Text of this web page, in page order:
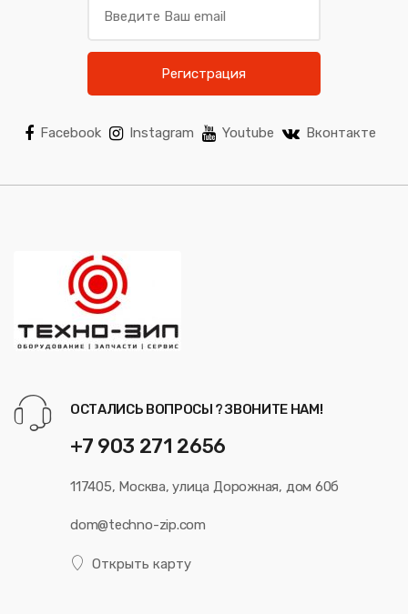
Регистрация
Facebook Instagram Youtube Вконтакте
ОСТАЛИСЬ ВОПРОСЫ ? ЗВОНИТЕ НАМ!
+7 903 271 2656
117405, Москва, улица Дорожная, дом 60б
dom@techno-zip.com
Открыть карту